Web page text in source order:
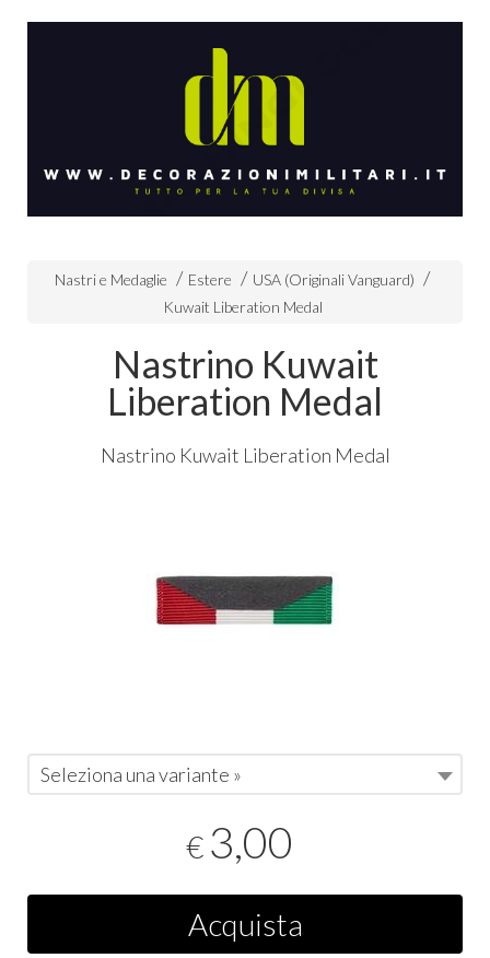
Nastri e Medaglie Estere
USA (Originali Vanguard)
Kuwait Liberation Medal
Nastrino Kuwait
Liberation Medal
Nastrino Kuwait Liberation Medal
Seleziona una variante »
€ 3,00
Acquista